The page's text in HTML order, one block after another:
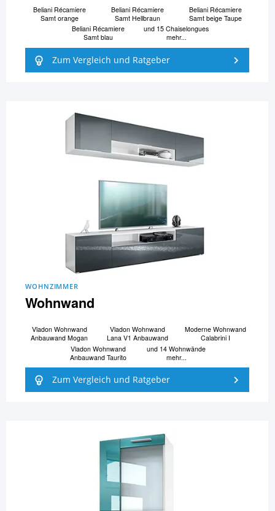
Beliani Ré­ca­mi­e­re
Samt orange
Beliani Ré­ca­mi­e­re
Samt Hellbraun
Beliani Ré­ca­mi­e­re
Samt beige Taupe
Beliani Ré­ca­mi­e­re
Samt blau
und 15 Chaiselongues
mehr...
Zum Vergleich und Ratgeber
WOHNZIMMER
Wohnwand
Vladon Wohnwand
Anbauwand Mogan
Vladon Wohnwand
Lana V1 Anbauwand
Moderne Wohnwand
Calabrini I
Vladon Wohnwand
Anbauwand Taurito
und 14 Wohnwände
mehr...
Zum Vergleich und Ratgeber